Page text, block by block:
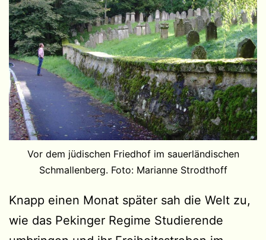
Vor dem jüdischen Friedhof im sauerländischen
Schmallenberg. Foto: Marianne Strodthoff
Knapp einen Monat später sah die Welt zu,
wie das Pekinger Regime Studierende